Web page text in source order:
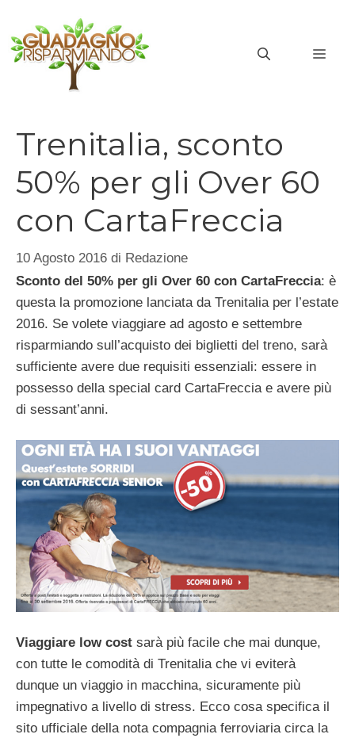
contenuto
Trenitalia, sconto
50% per gli Over 60
con CartaFreccia
10 Agosto 2016 di Redazione
Sconto del 50% per gli Over 60 con CartaFreccia: è
questa la promozione lanciata da Trenitalia per l’estate
2016. Se volete viaggiare ad agosto e settembre
risparmiando sull’acquisto dei biglietti del treno, sarà
sufficiente avere due requisiti essenziali: essere in
possesso della special card CartaFreccia e avere più
di sessant’anni.
Viaggiare low cost sarà più facile che mai dunque,
con tutte le comodità di Trenitalia che vi eviterà
dunque un viaggio in macchina, sicuramente più
impegnativo a livello di stress. Ecco cosa specifica il
sito ufficiale della nota compagnia ferroviaria circa la